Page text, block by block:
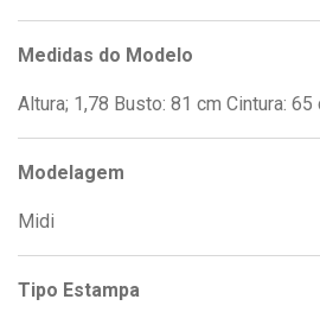
Medidas do Modelo
Altura; 1,78 Busto: 81 cm Cintura: 65
Modelagem
Midi
Tipo Estampa